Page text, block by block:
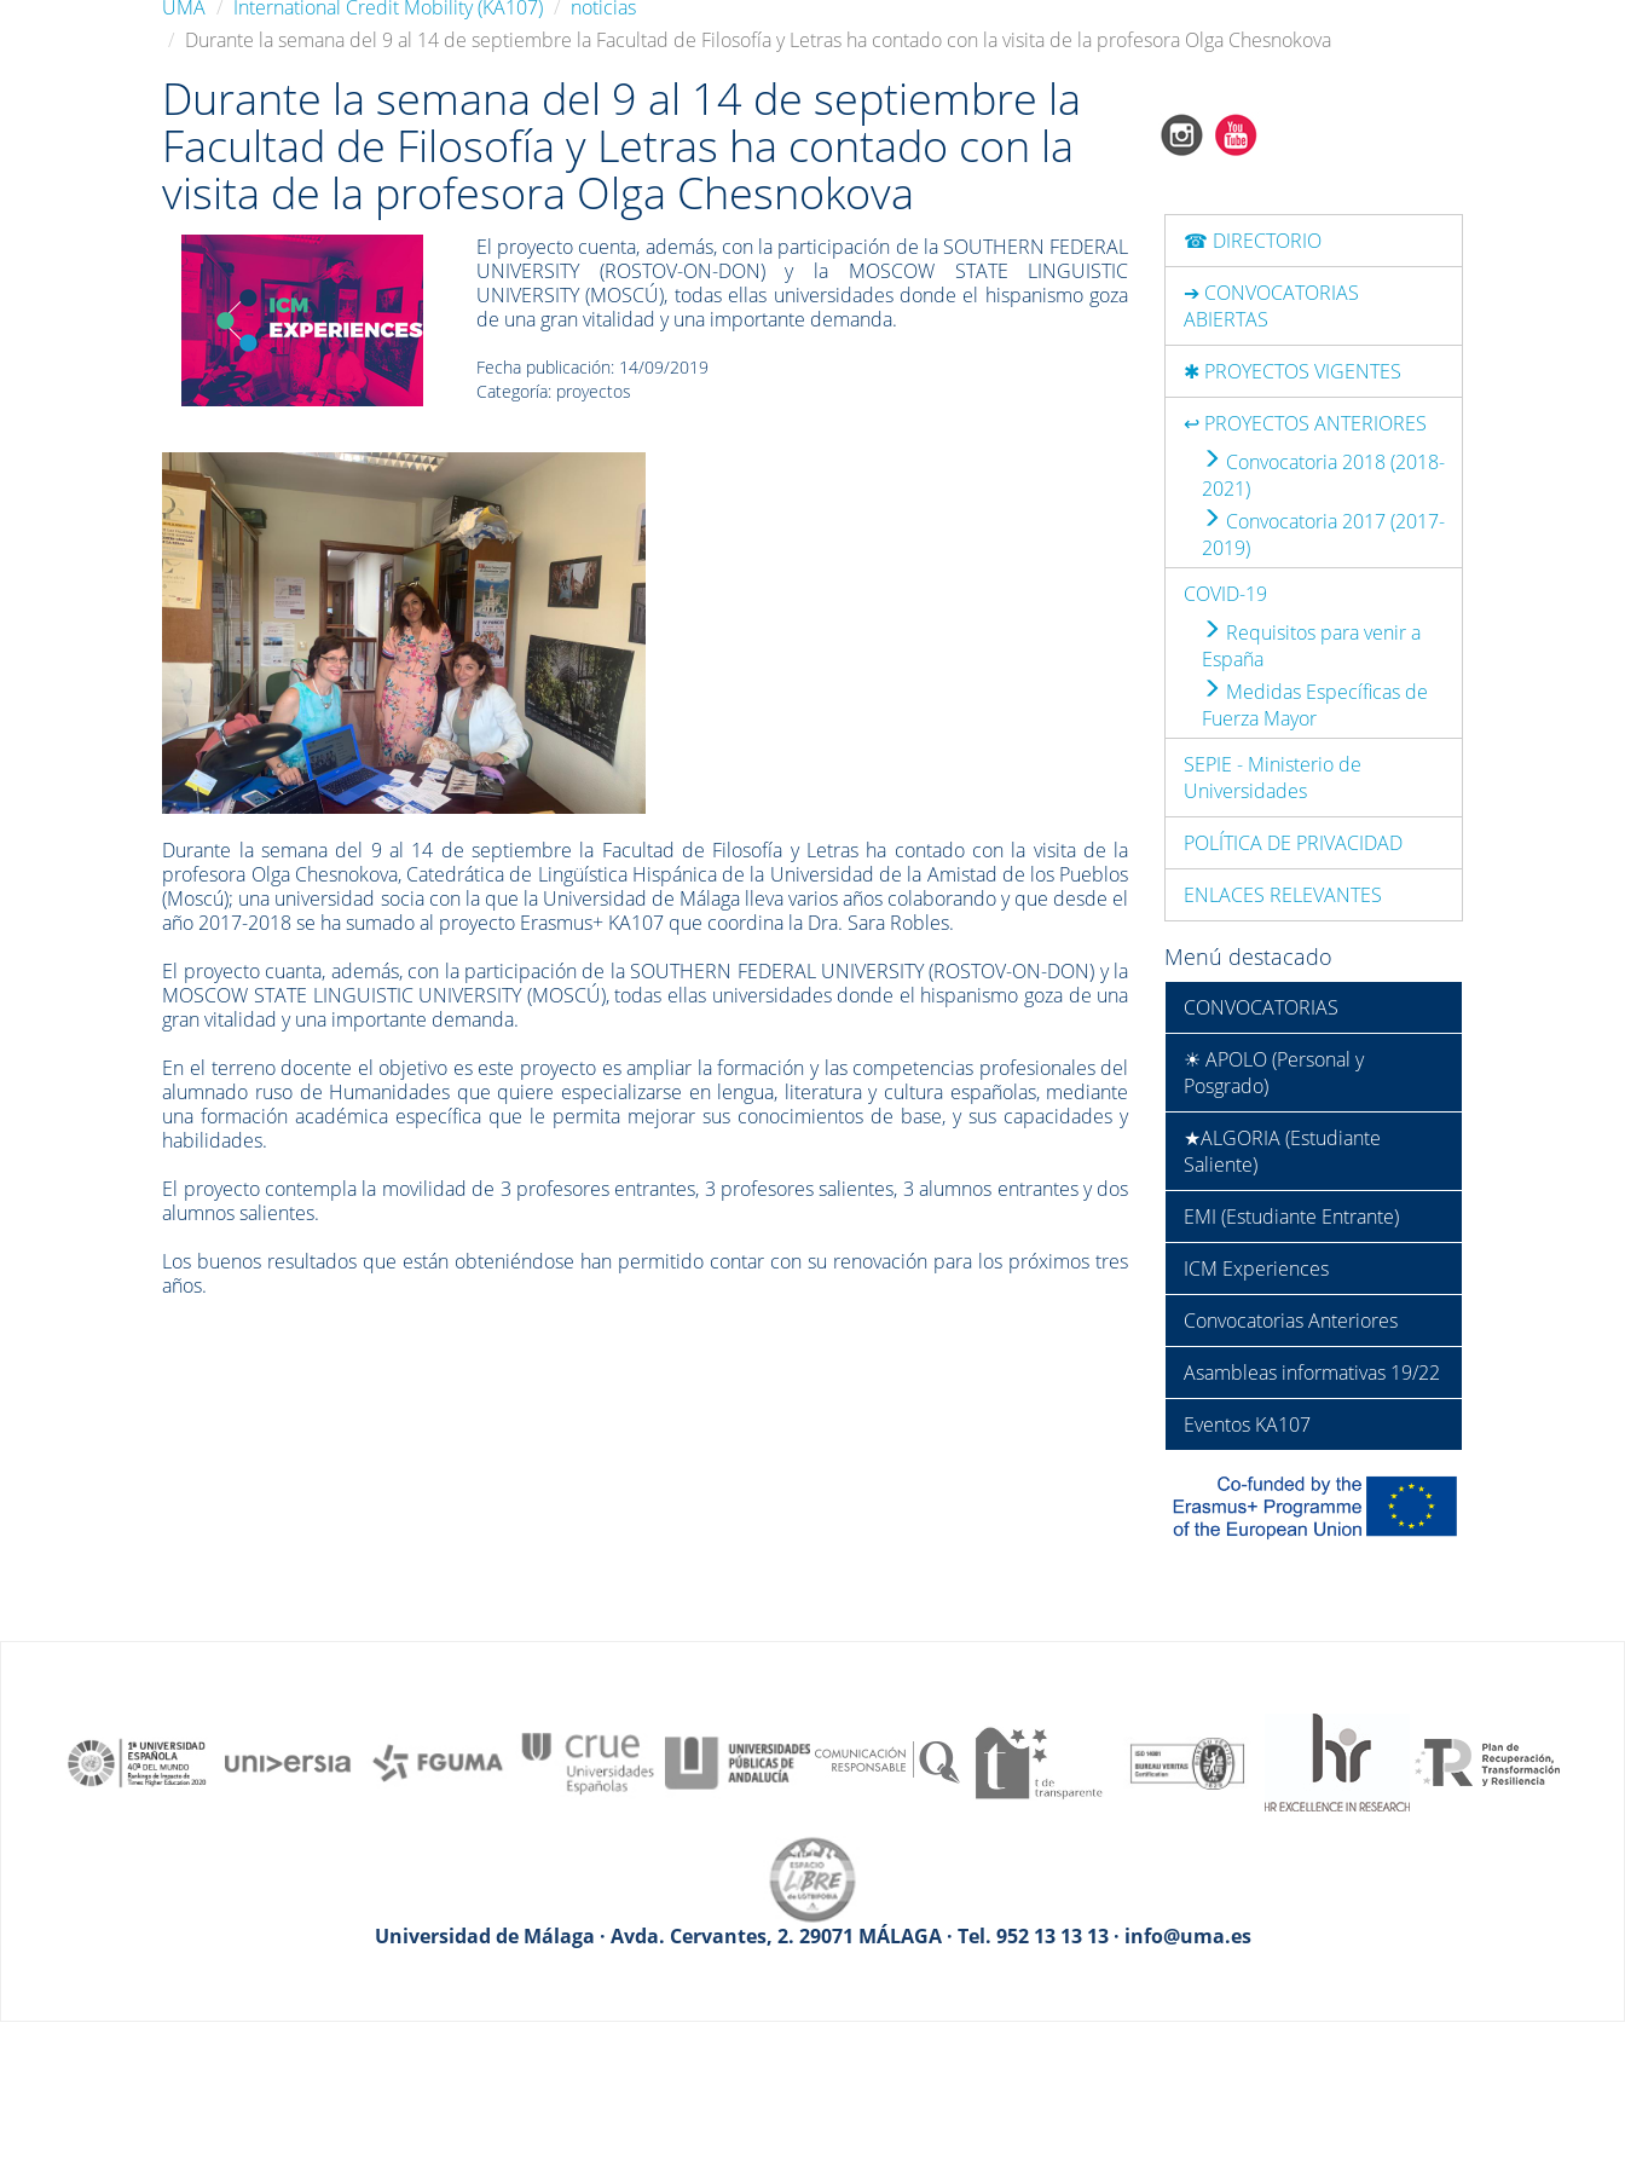
UMA International Credit Mobility (KA107)
noticias
Durante la semana del 9 al 14 de septiembre la Facultad de Filosofía y Letras ha contado con la visita de la profesora Olga Chesnokova
Durante la semana del 9 al 14 de septiembre la
Facultad de Filosofía y Letras ha contado con la
visita de la profesora Olga Chesnokova
El proyecto cuenta, además, con la participación de la SOUTHERN FEDERAL
UNIVERSITY (ROSTOV-ON-DON) y la MOSCOW STATE LINGUISTIC
UNIVERSITY (MOSCÚ), todas ellas universidades donde el hispanismo goza
de una gran vitalidad y una importante demanda.
Fecha publicación: 14/09/2019
Categoría: proyectos
Durante la semana del 9 al 14 de septiembre la Facultad de Filosofía y Letras ha contado con la visita de la
profesora Olga Chesnokova, Catedrática de Lingüística Hispánica de la Universidad de la Amistad de los Pueblos
(Moscú); una universidad socia con la que la Universidad de Málaga lleva varios años colaborando y que desde el
año 2017-2018 se ha sumado al proyecto Erasmus+ KA107 que coordina la Dra. Sara Robles.
El proyecto cuanta, además, con la participación de la SOUTHERN FEDERAL UNIVERSITY (ROSTOV-ON-DON) y la
MOSCOW STATE LINGUISTIC UNIVERSITY (MOSCÚ), todas ellas universidades donde el hispanismo goza de una
gran vitalidad y una importante demanda.
En el terreno docente el objetivo es este proyecto es ampliar la formación y las competencias profesionales del
alumnado ruso de Humanidades que quiere especializarse en lengua, literatura y cultura españolas, mediante
una formación académica específica que le permita mejorar sus conocimientos de base, y sus capacidades y
habilidades.
El proyecto contempla la movilidad de 3 profesores entrantes, 3 profesores salientes, 3 alumnos entrantes y dos
alumnos salientes.
Los buenos resultados que están obteniéndose han permitido contar con su renovación para los próximos tres
años.
☎ DIRECTORIO
➔ CONVOCATORIAS
ABIERTAS
✱ PROYECTOS VIGENTES
↩ PROYECTOS ANTERIORES
Convocatoria 2018 (2018-
2021)
Convocatoria 2017 (2017-
2019)
COVID-19
Requisitos para venir a
España
Medidas Específicas de
Fuerza Mayor
SEPIE - Ministerio de
Universidades
POLÍTICA DE PRIVACIDAD
ENLACES RELEVANTES
Menú destacado
CONVOCATORIAS
☀ APOLO (Personal y
Posgrado)
★ALGORIA (Estudiante
Saliente)
EMI (Estudiante Entrante)
ICM Experiences
Convocatorias Anteriores
Asambleas informativas 19/22
Eventos KA107
Universidad de Málaga · Avda. Cervantes, 2. 29071 MÁLAGA · Tel. 952 13 13 13 · info@uma.es